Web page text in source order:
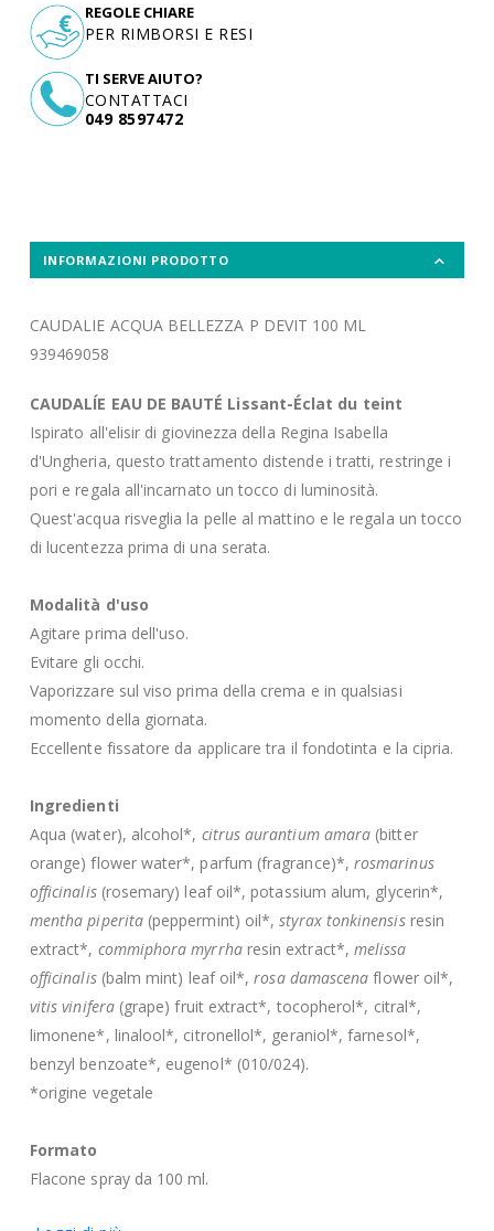
TI SERVE AIUTO?
CONTATTACI
049 8597472
REGOLE CHIARE
PER RIMBORSI E RESI
INFORMAZIONI PRODOTTO
CAUDALIE ACQUA BELLEZZA P DEVIT 100 ML
939469058
CAUDALÍE EAU DE BAUTÉ Lissant-Éclat du teint
Ispirato all'elisir di giovinezza della Regina Isabella
d'Ungheria, questo trattamento distende i tratti, restringe i
pori e regala all'incarnato un tocco di luminosità.
Quest'acqua risveglia la pelle al mattino e le regala un tocco
di lucentezza prima di una serata.
Modalità d'uso
Agitare prima dell'uso.
Evitare gli occhi.
Vaporizzare sul viso prima della crema e in qualsiasi
momento della giornata.
Eccellente fissatore da applicare tra il fondotinta e la cipria.
Ingredienti
Aqua (water), alcohol*, citrus aurantium amara (bitter
orange) flower water*, parfum (fragrance)*, rosmarinus
officinalis(rosemary) leaf oil*, potassium alum, glycerin*,
mentha piperita(peppermint) oil*,styrax tonkinensisresin
extract*, commiphora myrrharesin extract*, melissa
officinalis(balm mint) leaf oil*,rosa damascena flower oil*,
vitis vinifera(grape) fruit extract*, tocopherol*, citral*,
limonene*, linalool*, citronellol*, geraniol*, farnesol*,
benzyl benzoate*, eugenol* (010/024).
*origine vegetale
Formato
Flacone spray da 100 ml.